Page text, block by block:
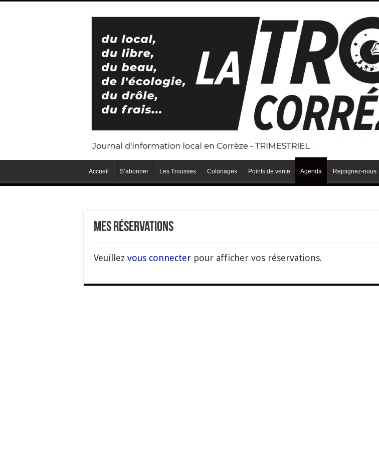
Accueil S’abonner Les Trousses Coloriages Points de vente Agenda Rejoignez-nous
Mes réservations
Veuillez vous connecter pour afficher vos réservations.